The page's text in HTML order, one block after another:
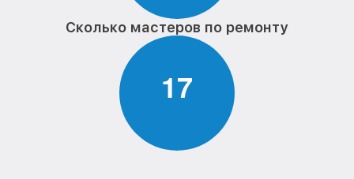
Сколько мастеров по ремонту
17